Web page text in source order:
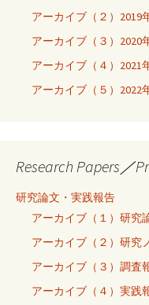
アーカイブ（２）2019
アーカイブ（３）2020
アーカイブ（４）2021
アーカイブ（５）2022
Research Papers／
研究論文・実践報告
アーカイブ（１）研究
アーカイブ（２）研究
アーカイブ（３）調査
アーカイブ（４）実践